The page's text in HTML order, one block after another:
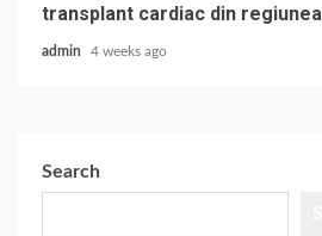
transplant cardiac din
admin 4 weeks ago
Search